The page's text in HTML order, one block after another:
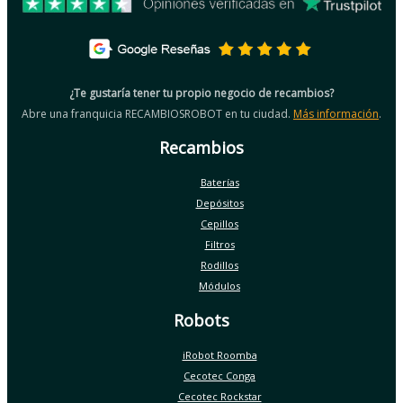
¿Te gustaría tener tu propio negocio de recambios?
Abre una franquicia RECAMBIOSROBOT en tu ciudad. Más información.
Recambios
Baterías
Depósitos
Cepillos
Filtros
Rodillos
Módulos
Robots
iRobot Roomba
Cecotec Conga
Cecotec Rockstar